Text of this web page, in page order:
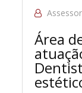
Área